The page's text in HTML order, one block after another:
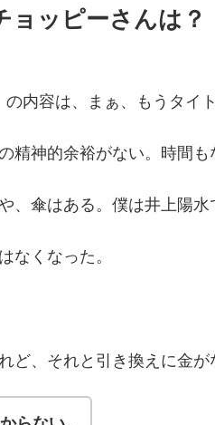
ョッピーさんは？
内容は、まぁ、もうタイ
精神的余裕がない。時間も
、傘はある。僕は井上陽水
なくなった。
ど、それと引き換えに金が